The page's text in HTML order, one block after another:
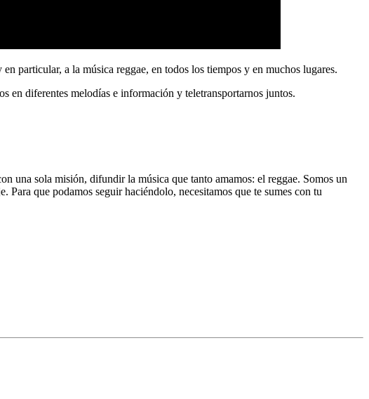
particular, a la música reggae, en todos los tiempos y en muchos lugares.
en diferentes melodías e información y teletransportarnos juntos.
una sola misión, difundir la música que tanto amamos: el reggae. Somos un
que podamos seguir haciéndolo, necesitamos que te sumes con tu